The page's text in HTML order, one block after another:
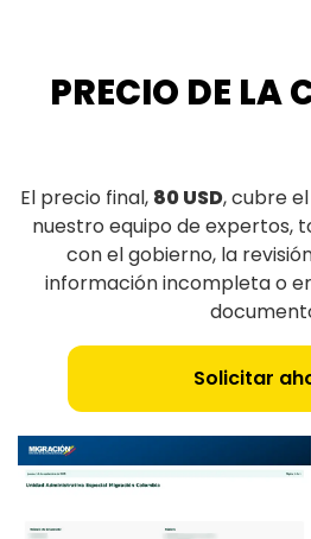
PRECIO DE LA
El precio final, 80 USD, cubre
nuestro equipo de expertos,
con el gobierno, la
información incompleta o
Solicitar